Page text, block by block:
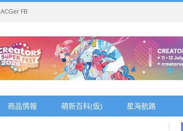
ACGer FB
商品情報 萌新百科(仮) 星海航路